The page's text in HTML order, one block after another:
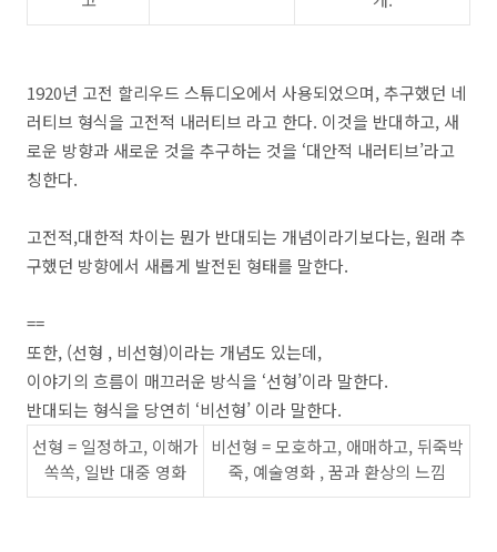
1920년 고전 할리우드 스튜디오에서 사용되었으며,추구했던 네
러티브 형식을 고전적 내러티브 라고 한다. 이것을 반대하고, 새
로운 방향과 새로운 것을 추구하는 것을 ‘대안적 내러티브’라고
칭한다.
고전적,대한적 차이는 뭔가 반대되는 개념이라기보다는, 원래 추
구했던 방향에서 새롭게 발전된 형태를 말한다.
==
또한, (선형 , 비선형)이라는 개념도 있는데,
이야기의 흐름이 매끄러운 방식을 ‘선형’이라 말한다.
반대되는 형식을 당연히 ‘비선형’ 이라 말한다.
선형 = 일정하고, 이해가
쏙쏙, 일반 대중 영화
비선형 =모호하고, 애매하고, 뒤죽박
죽, 예술영화 , 꿈과 환상의 느낌